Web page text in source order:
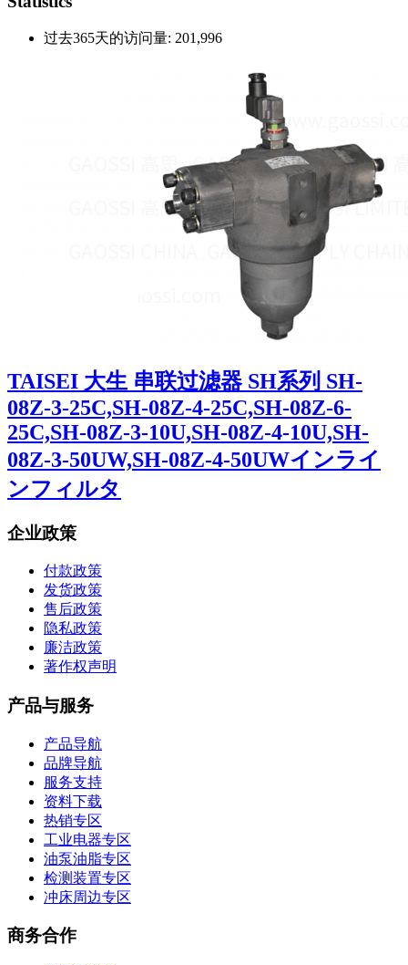
过去365天的访问量: 201,996
TAISEI 大生 串联过滤器 SH系列 SH-
08Z-3-25C,SH-08Z-4-25C,SH-08Z-6-
25C,SH-08Z-3-10U,SH-08Z-4-10U,SH-
08Z-3-50UW,SH-08Z-4-50UWインライ
ンフィルタ
企业政策
付款政策
发货政策
售后政策
隐私政策
廉洁政策
著作权声明
产品与服务
产品导航
品牌导航
服务支持
资料下载
热销专区
工业电器专区
油泵油脂专区
检测装置专区
冲床周边专区
商务合作